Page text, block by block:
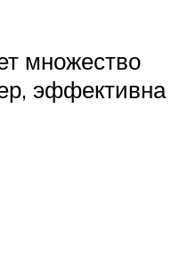
множество
эффективна